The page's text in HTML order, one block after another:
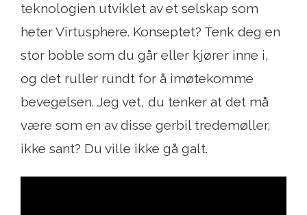
teknologien utviklet av et selskap som
heter Virtusphere. Konseptet? Tenk deg en
stor boble som du går eller kjører inne i,
og det ruller rundt for å imøtekomme
bevegelsen. Jeg vet, du tenker at det må
være som en av disse gerbil tredemøller,
ikke sant? Du ville ikke gå galt.